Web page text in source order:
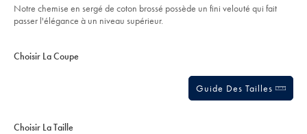
olive/CSB0283OLV.html?
sourceCode=frdefault
Notre chemise en sergé de coton brossé possède un fini velouté qui fait
passer l'élégance à un niveau supérieur.
Actions
cart
Choisir La Coupe
Guide Des Tailles
Choisir La Taille